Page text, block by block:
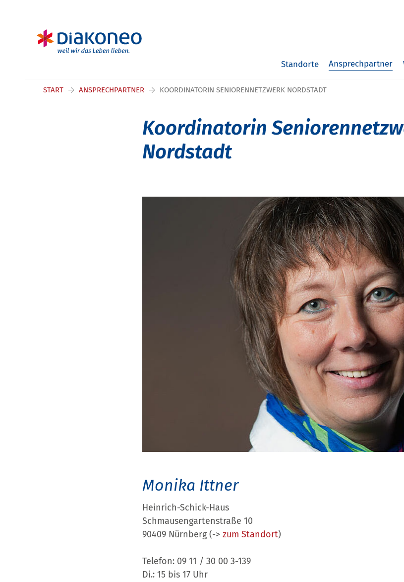
Standorte Ansprechpartner
START ANSPRECHPARTNER KOORDINATORIN SENIORENNETZWERK NORDSTADT
Koordinatorin
Nordstadt
Monika Ittner
Heinrich-Schick-Haus
Schmausengartenstraße 10
90409 Nürnberg (-> zum Standort)
Telefon: 09 11 / 30 00 3-139
Di.: 15 bis 17 Uhr